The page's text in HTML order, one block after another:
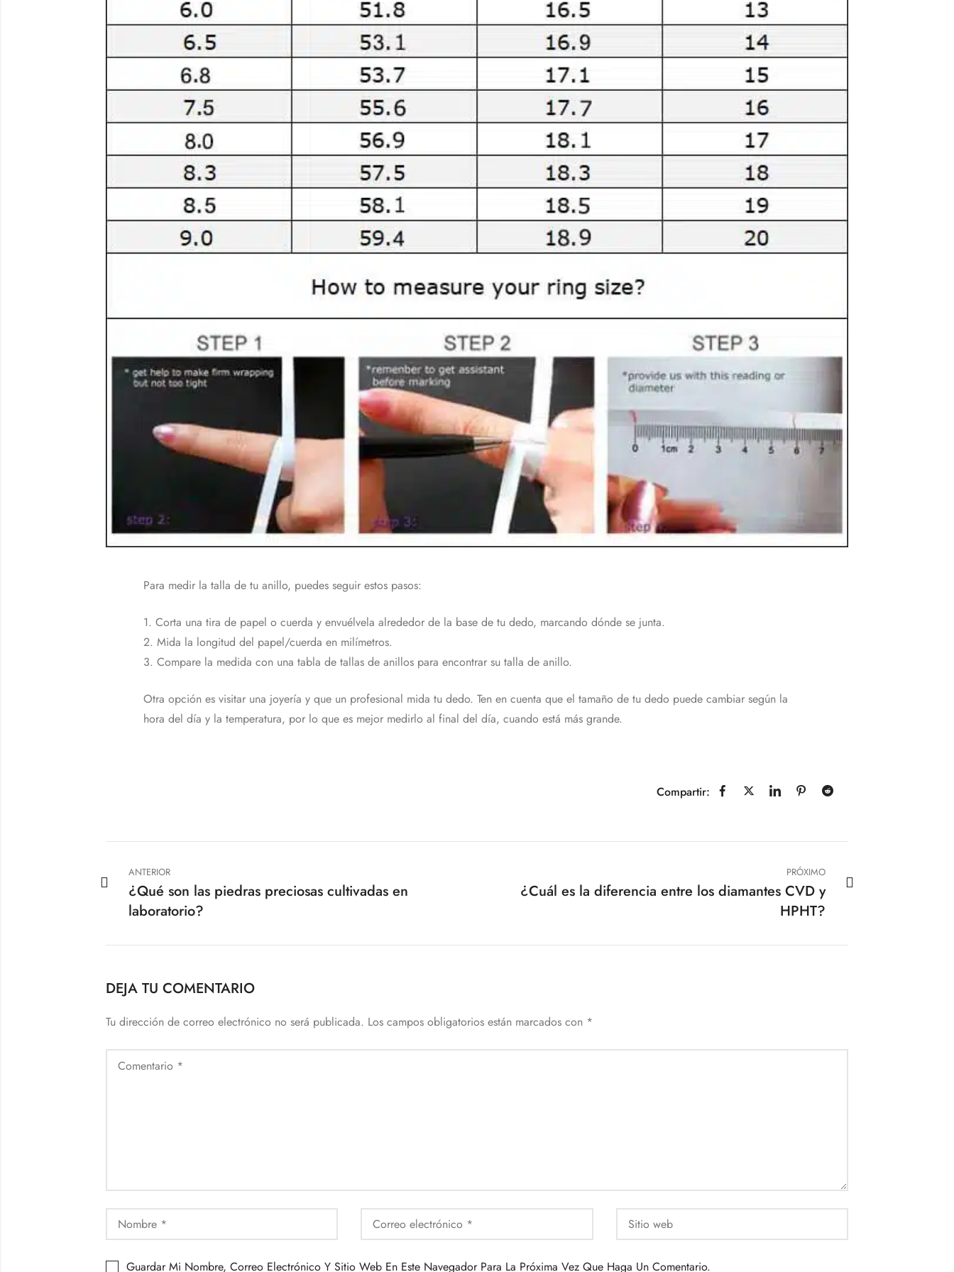
Para medir la talla de tu anillo, puedes seguir estos pasos:
1. Corta una tira de papel o cuerda y envuélvela alrededor de la base de tu dedo, marcando dónde se junta.
2. Mida la longitud del papel/cuerda en milímetros.
3. Compare la medida con una tabla de tallas de anillos para encontrar su talla de anillo.
Otra opción es visitar una joyería y que un profesional mida tu dedo. Ten en cuenta que el tamaño de tu dedo puede cambiar según la
hora del día y la temperatura, por lo que es mejor medirlo al final del día, cuando está más grande.
Compartir:
ANTERIOR
¿Qué son las piedras preciosas cultivadas en
laboratorio?
PRÓXIMO
¿Cuál es la diferencia entre los diamantes CVD y
HPHT?
DEJA TU COMENTARIO
Tu dirección de correo electrónico no será publicada. Los campos obligatorios están marcados con *
Guardar Mi Nombre, Correo Electrónico Y Sitio Web En Este Navegador Para La Próxima Vez Que Haga Un Comentario.